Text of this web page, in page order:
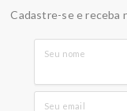
Cadastre-se e receba
Seu nome
Seu email